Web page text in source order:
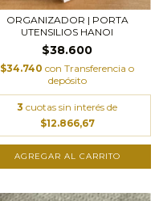
ORGANIZADOR | PORTA
UTENSILIOS HANOI
$38.600
$34.740 con Transferencia o
depósito
3 cuotas sin interés de
$12.866,67